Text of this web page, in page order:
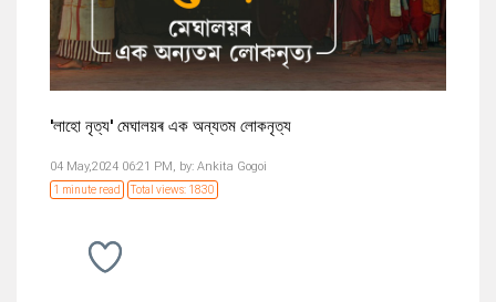
'লাহো নৃত্য' মেঘালয়ৰ এক অন্যতম লোকনৃত্য
04 May,2024 06:21 PM, by: Ankita Gogoi
1 minute read Total views: 1830